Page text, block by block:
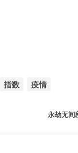
指数 疫情
永劫无间